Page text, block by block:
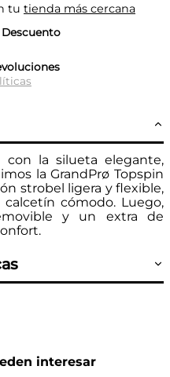
tu tienda más cercana
con la silueta elegante,
la GrandPrø Topspin
strobel ligera y flexible,
cómodo. Luego,
y un extra de
interesar